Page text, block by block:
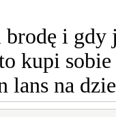
brodę i
to kupi
lans na